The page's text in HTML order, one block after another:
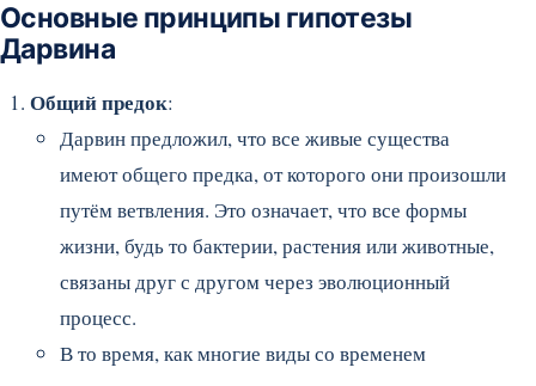
Основные принципы гипотезы
Дарвина
Общий предок:
Дарвин предложил, что все живые существа
имеют общего предка, от которого они произошли
путём ветвления. Это означает, что все формы
жизни, будь то бактерии, растения или животные,
связаны друг с другом через эволюционный
процесс.
В то время, как многие виды со временем